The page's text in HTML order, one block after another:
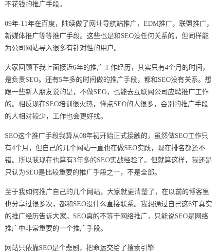
不花钱的推广手段。
09年-11年在百度，陆续做了网址导航站推广，EDM推广，联盟推广，
新媒体推广等等推广手段。这些也是和SEO没任何关系的，但同样能
为公司网站导入很多有针对性的用户。
大家回顾下我上面接近6年的推广工作经历，其实只有4个月的时间，
是负责SEO。还有5年多的时间做的推广手段，都和SEO没有关系。想
跟一些新人朋友说的是，不做SEO，也能去互联网公司应聘推广工作
的。相反现在SEO培训很火热，懂点SEO的人很多，会别的推广手段
的人相对较少，工作也会更好找。
SEO这个推广手段我算从08年初开始正式接触的，虽然做SEO工作只
有4个月，但自己的几个网站一直也在做SEO实践，现在排名都还不
错。所以我现在也算有3年多的SEO实战经验了。但就算这样，我还是
只认为SEO是比较重要的推广手段之一，不是全部。
至于我如何推广自己的几个网站，大家就更清楚了，在以前的博客里
也分享过很多次，都和SEO没什么直接联系。我想通过自己这6年真实
的推广经历告诉大家。SEO真的不等于网络推广，只能说SEO是网络
推广中非常重要的一个推广手段。
网站只依靠SEO是个悲剧，把命运交给了搜索引擎